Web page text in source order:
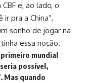
e, ao lado, o
pra a China”,
sonho de jogar na
essa noção.
mundial
possível,
Mas quando